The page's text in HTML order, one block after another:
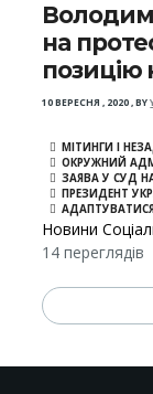
на
позицію
10 ВЕРЕСНЯ , 2020,BY
МІТИНГИ І
ОКРУЖНИЙ
ЗАЯВА У СУД
ПРЕЗИДЕНТ
АДАПТУВАТИСЯ
Новини
14 переглядів